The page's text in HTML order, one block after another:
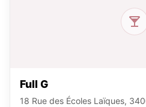
Full G
18 Rue des Écoles Laïques,